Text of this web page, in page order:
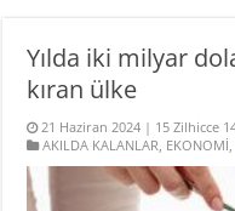
Yılda iki milyar
kıran ülke
21 Haziran 2024 | 15 Zilhicce
AKILDA KALANLAR EKONOMİ